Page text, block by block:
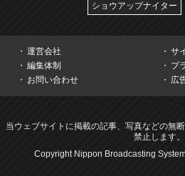
ショウアップナイター
運営会社
サ
編集体制
プ
お問い合わせ
広
当ウェブサイトに掲載の記事、写真などの無
禁止します。
Copyright Nippon Broadcasting